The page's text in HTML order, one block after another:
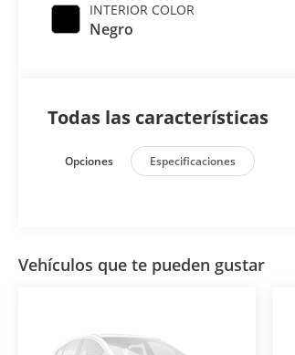
INTERIOR COLOR
Negro
Todas las características
Opciones Especificaciones
Vehículos que te pueden gustar